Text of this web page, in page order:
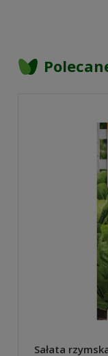
Sałata